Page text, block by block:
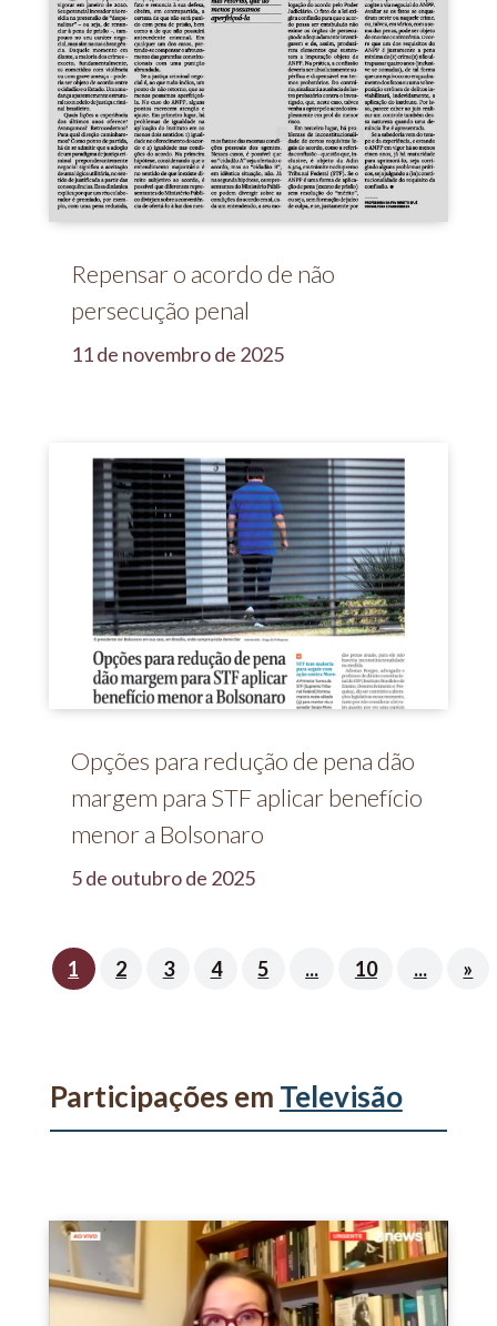
Repensar o acordo de não
persecução penal
11 de novembro de 2025
Opções para redução de pena dão
margem para STF aplicar benefício
menor a Bolsonaro
5 de outubro de 2025
1 2 3 4 5 ... 10 ... »
Participações em Televisão